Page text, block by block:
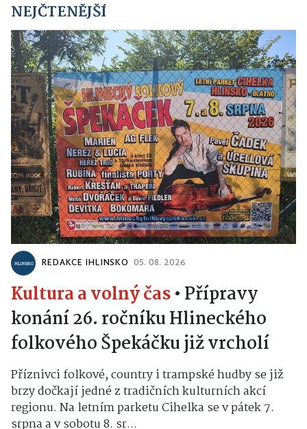
NEJČTENĚJŠÍ
REDAKCE IHLINSKO 05. 08. 2026
Kultura a volný čas• Přípravy
konání 26. ročníku Hlineckého
folkového Špekáčku již vrcholí
Příznivci folkové, country i trampské hudby se již
brzy dočkají jedné z tradičních kulturních akcí
regionu. Na letním parketu Cihelka se v pátek 7.
srpna a v sobotu 8. sr...